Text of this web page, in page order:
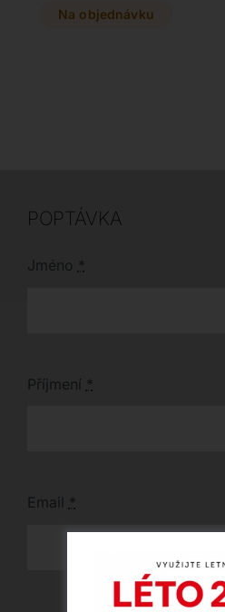
matném či lesklém
Na objednávku
POPTÁVKA
Jméno *
Příjmení *
Email *